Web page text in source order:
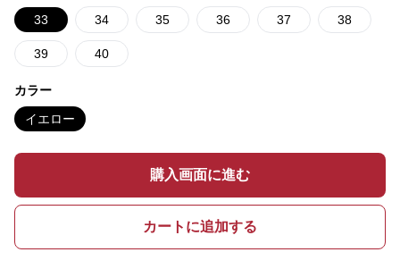
33 34 35 36 37 38
39 40
カラー
イエロー
購入画面に進む
カートに追加する